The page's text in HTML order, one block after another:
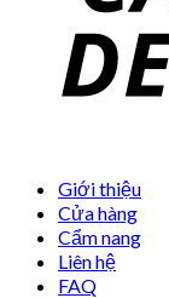
Giới thiệu
Cửa hàng
Cẩm nang
Liên hệ
FAQ